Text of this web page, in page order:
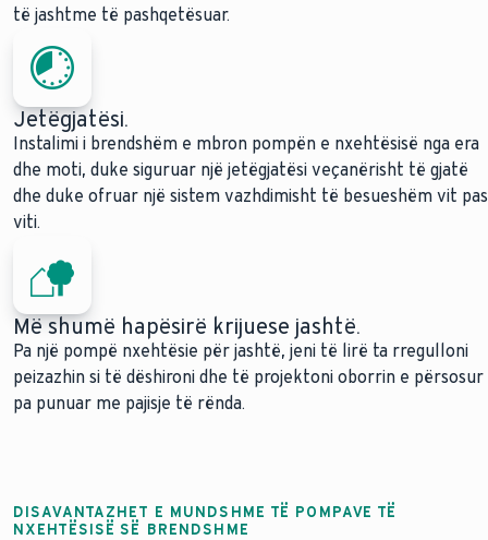
të jashtme të pashqetësuar.
Jetëgjatësi.
Instalimi i brendshëm e mbron pompën e nxehtësisë nga era
dhe moti, duke siguruar një jetëgjatësi veçanërisht të gjatë
dhe duke ofruar një sistem vazhdimisht të besueshëm vit pas
viti.
Më shumë hapësirë krijuese jashtë.
Pa një pompë nxehtësie për jashtë, jeni të lirë ta rregulloni
peizazhin si të dëshironi dhe të projektoni oborrin e përsosur
pa punuar me pajisje të rënda.
DISAVANTAZHET E MUNDSHME TË POMPAVE TË
NXEHTËSISË SË BRENDSHME